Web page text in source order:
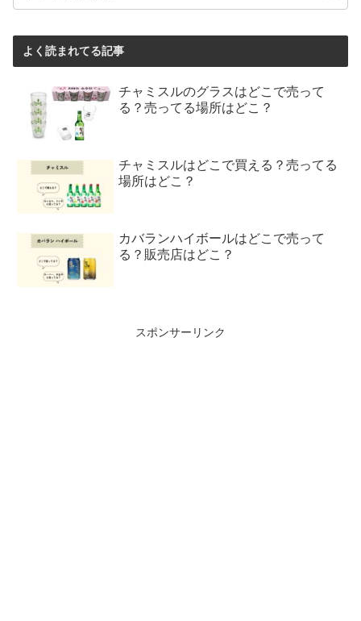
よく読まれてる記事
チャミスルのグラスはどこで売って
る？売ってる場所はどこ？
チャミスルはどこで買える？売ってる
場所はどこ？
カバランハイボールはどこで売って
る？販売店はどこ？
スポンサーリンク